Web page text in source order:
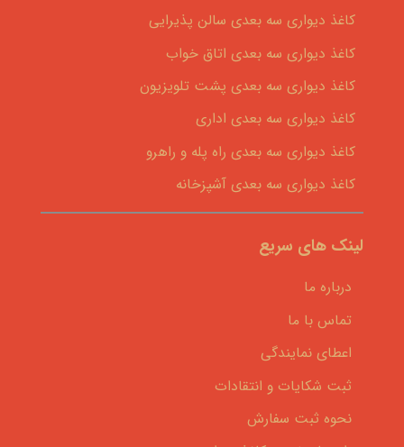
کاغذ دیواری سه بعدی سالن پذیرایی
کاغذ دیواری سه بعدی اتاق خواب
کاغذ دیواری سه بعدی پشت تلویزیون
کاغذ دیواری سه بعدی اداری
کاغذ دیواری سه بعدی راه پله و راهرو
کاغذ دیواری سه بعدی آشپزخانه
لینک های سریع
درباره ما
تماس با ما
اعطای نمایندگی
ثبت شکایات و انتقادات
نحوه ثبت سفارش